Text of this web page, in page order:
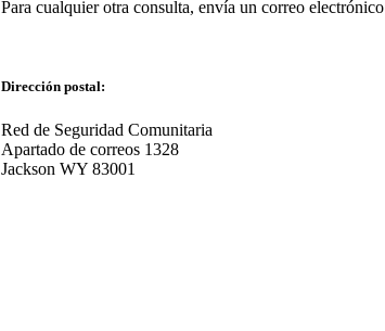
Para cualquier otra consulta, envía un correo electrónico
Dirección postal:
Red de Seguridad Comunitaria
Apartado de correos 1328
Jackson WY 83001